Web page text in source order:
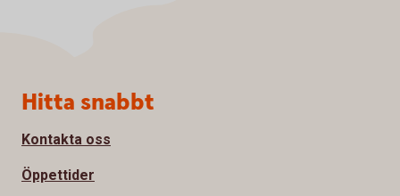
Sidfot
Hitta snabbt
Kontakta oss
Öppettider